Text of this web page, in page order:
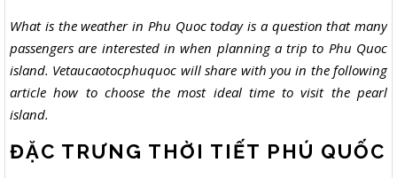
What is the weather in Phu Quoc today is a question that many
passengers are interested in when planning a trip to Phu Quoc
island. Vetaucaotocphuquoc will share with you in the following
article how to choose the most ideal time to visit the pearl
island.
ĐẶC TRƯNG THỜI TIẾT PHÚ QUỐC